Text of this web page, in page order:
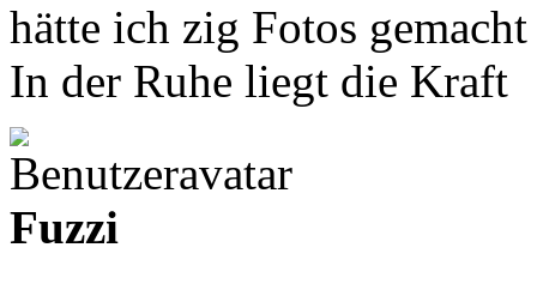
hätte ich zig Fotos
In der Ruhe liegt die Kraft
Fuzzi